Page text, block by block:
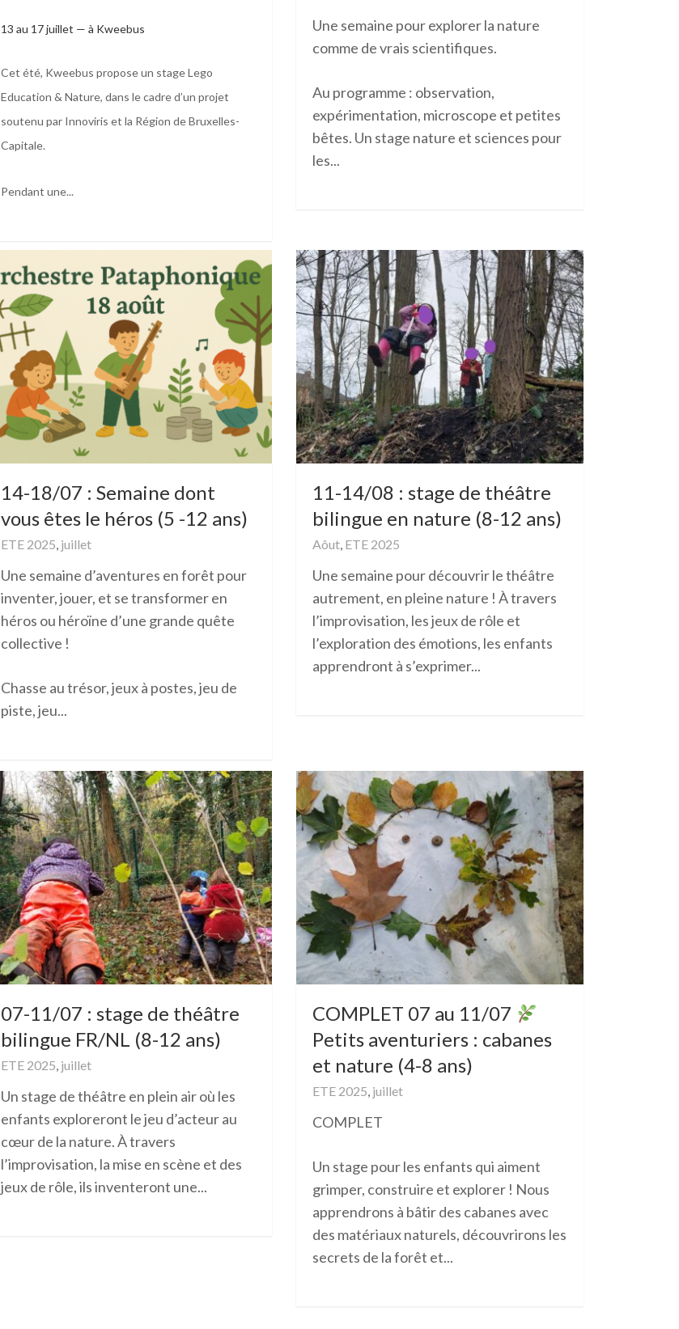
13 au 17 juillet — à Kweebus
Cet été, Kweebus propose un stageLego
Education & Nature, dans le cadre d’un projet
soutenu par Innoviris et la Région de Bruxelles-
Capitale.
Pendant une...
Une semaine pour explorer la nature
comme de vrais scientifiques.
Au programme : observation,
expérimentation, microscope et petites
bêtes. Un stage nature et sciences pour
les...
14-18/07 : Semaine dont
vous êtes le héros (5 -12 ans)
ETE 2025, juillet
Une semaine d’aventures en forêt pour
inventer, jouer, et se transformer en
héros ou héroïne d’une grande quête
collective !
Chasse au trésor, jeux à postes, jeu de
piste, jeu...
11-14/08 : stage de théâtre
bilingue en nature (8-12 ans)
Aôut, ETE 2025
Une semaine pour découvrir le théâtre
autrement, en pleine nature ! À travers
l’improvisation, les jeux de rôle et
l’exploration des émotions, les enfants
apprendront à s’exprimer...
07-11/07 : stage de théâtre
bilingue FR/NL (8-12 ans)
ETE 2025, juillet
Un stage de théâtre en plein air où les
enfants exploreront le jeu d’acteur au
cœur de la nature. À travers
l’improvisation, la mise en scène et des
jeux de rôle, ils inventeront une...
COMPLET 07 au 11/07
Petits aventuriers : cabanes
et nature (4-8 ans)
ETE 2025, juillet
COMPLET
Un stage pour les enfants qui aiment
grimper, construire et explorer ! Nous
apprendrons à bâtir des cabanes avec
des matériaux naturels, découvrirons les
secrets de la forêt et...